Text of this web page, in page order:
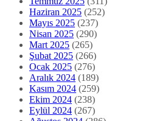
Haziran 2025 (252)
Mayıs 2025 (237)
Nisan 2025 (290)
Mart 2025 (265)
Şubat 2025 (266)
Ocak 2025 (276)
Aralık 2024 (189)
Kasım 2024 (259)
Ekim 2024 (238)
Eylül 2024 (267)